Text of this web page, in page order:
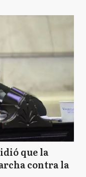
que la
contra la